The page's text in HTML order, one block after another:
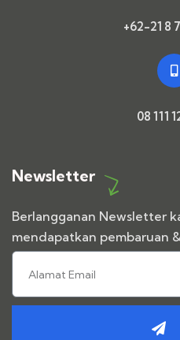
+62-21 8
08 111
Newsletter
Berlangganan Newsletter
mendapatkan pembaruan